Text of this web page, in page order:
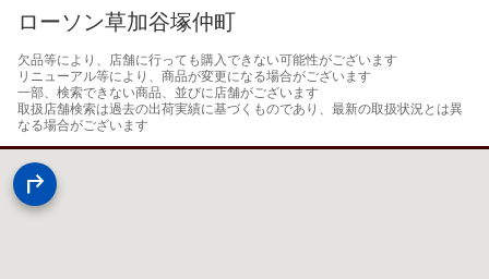
ローソン草加谷塚仲町
欠品等により、店舗に行っても購入できない可能性がございます
リニューアル等により、商品が変更になる場合がございます
一部、検索できない商品、並びに店舗がございます
取扱店舗検索は過去の出荷実績に基づくものであり、最新の取扱状況とは異
なる場合がございます